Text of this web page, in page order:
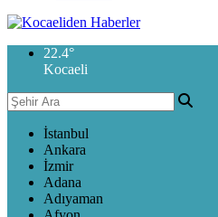
22.4°
Kocaeli
İstanbul
Ankara
İzmir
Adana
Adıyaman